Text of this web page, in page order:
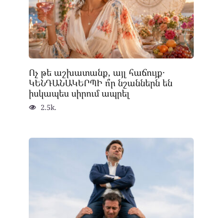
Ոչ թե աշխատանք, այլ հաճույք․
ԿԵՆԴԱՆԱԿԵՐՊԻ ո՞ր նշաններն են
իսկապես սիրում ապրել
2.5k.